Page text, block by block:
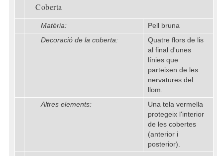
Coberta
Matèria:
Pell bruna
Decoració de la coberta:
Quatre flors de lis
al final d'unes
línies que
parteixen de les
nervatures del
llom.
Altres elements:
Una tela vermella
protegeix l'interior
de les cobertes
(anterior i
posterior).